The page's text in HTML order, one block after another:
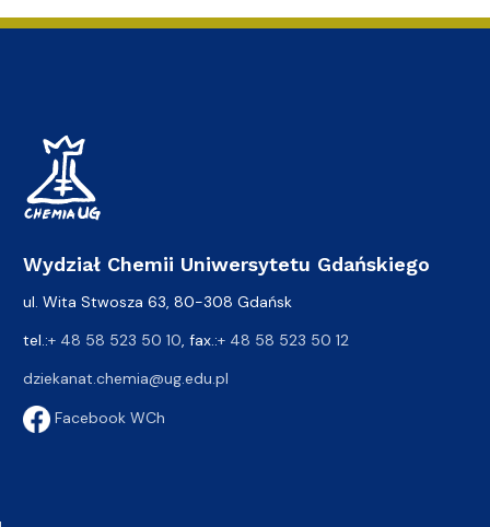
Wydział Chemii Uniwersytetu Gdańskiego
ul. Wita Stwosza 63, 80-308 Gdańsk
tel.:+ 48 58 523 50 10, fax.:+ 48 58 523 50 12
dziekanat.chemia@ug.edu.pl
Facebook WCh